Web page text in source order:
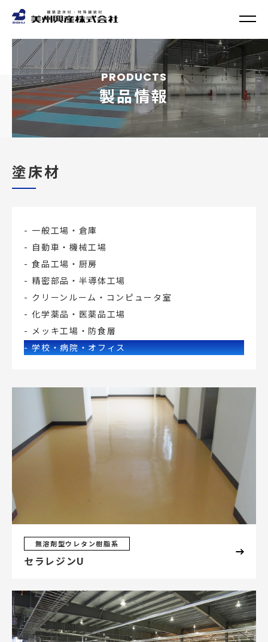
PRODUCTS
製品情報
塗床材
一般工場・倉庫
自動車・機械工場
食品工場・厨房
精密部品・半導体工場
クリーンルーム・コンピュータ室
化学薬品・医薬品工場
メッキ工場・防食層
学校・病院・オフィス
無溶剤型ウレタン樹脂系
セラレジンU